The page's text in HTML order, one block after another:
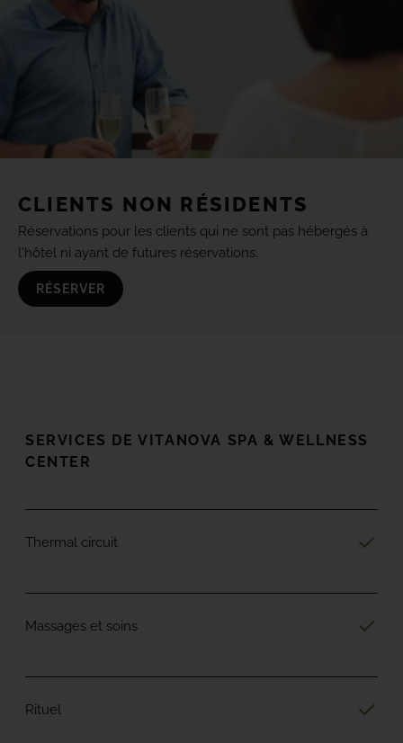
CLIENTS NON RÉSIDENTS
Réservations pour les clients qui ne sont pas hébergés à
l'hôtel ni ayant de futures réservations.
RÉSERVER
SERVICES DE VITANOVA SPA & WELLNESS
CENTER
Thermal circuit
Massages et soins
Rituel